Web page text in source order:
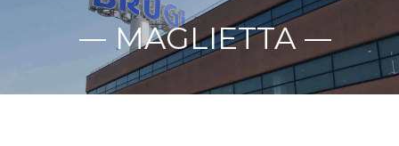
MAGLIETTA